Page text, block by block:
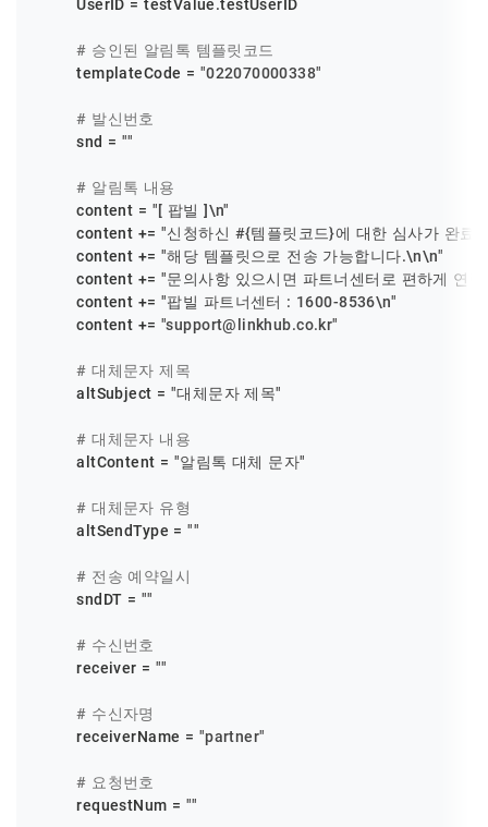
        UserID = testValue.testUserID
# 승인된 알림톡 템플릿코드
        templateCode =
"022070000338"
# 발신번호
        snd =
""
# 알림톡 내용
        content =
"[ 팝빌 ]\n"
        content +=
"신청하신 #{템플릿코드}에 대한 심사가 완료
        content +=
"해당 템플릿으로 전송 가능합니다.\n\n"
        content +=
"문의사항 있으시면 파트너센터로 편하게 연
        content +=
"팝빌 파트너센터 : 1600-8536\n"
        content +=
"support@linkhub.co.kr"
# 대체문자 제목
        altSubject =
"대체문자 제목"
# 대체문자 내용
        altContent =
"알림톡 대체 문자"
# 대체문자 유형
        altSendType =
""
# 전송 예약일시
        sndDT =
""
# 수신번호
        receiver =
""
# 수신자명
        receiverName =
"partner"
# 요청번호
        requestNum =
""